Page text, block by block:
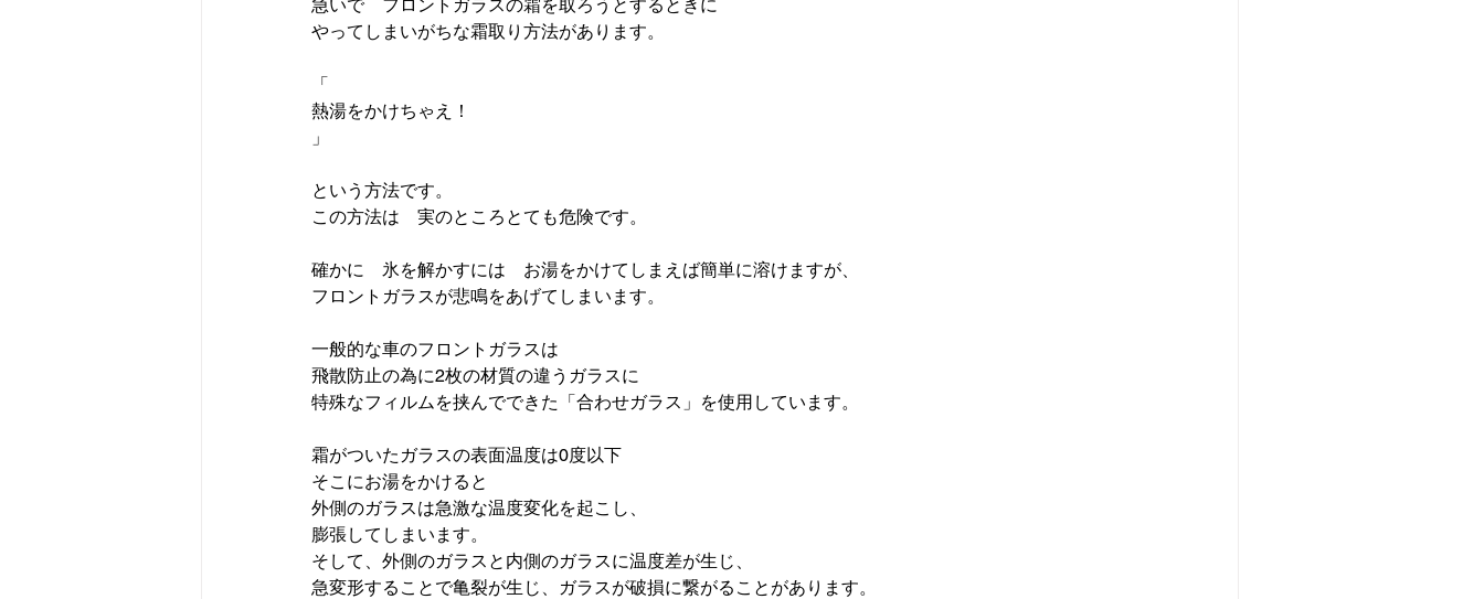
急いで　フロントガラスの霜を取ろうとするときに
やってしまいがちな霜取り方法があります。
「
熱湯をかけちゃえ！
」
という方法です。
この方法は　実のところとても危険です。
確かに　氷を解かすには　お湯をかけてしまえば簡単に溶けますが、
フロントガラスが悲鳴をあげてしまいます。
一般的な車のフロントガラスは
飛散防止の為に2枚の材質の違うガラスに
特殊なフィルムを挟んでできた「合わせガラス」を使用しています。
霜がついたガラスの表面温度は0度以下
そこにお湯をかけると
外側のガラスは急激な温度変化を起こし、
膨張してしまいます。
そして、外側のガラスと内側のガラスに温度差が生じ、
急変形することで亀裂が生じ、ガラスが破損に繋がることがあります。